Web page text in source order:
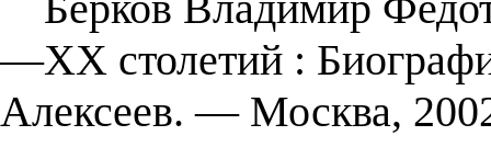
—XX столетий :
Алексеев. — Москва,